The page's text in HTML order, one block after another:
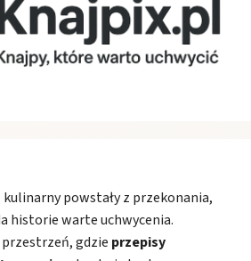
powstały z przekonania,
historie warte uchwycenia.
gdzie przepisy